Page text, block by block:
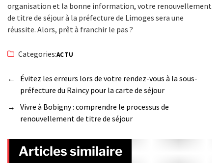
organisation et la bonne information, votre renouvellement
de titre de séjour à la préfecture de Limoges sera une
réussite. Alors, prêt à franchir le pas ?
Categories:ACTU
←
Évitez les erreurs lors de votre rendez-vous à la sous-
préfecture du Raincy pour la carte de séjour
→
Vivre à Bobigny : comprendre le processus de
renouvellement de titre de séjour
Articles similaire